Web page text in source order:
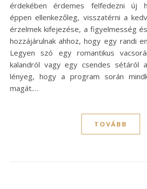
érdekében érdemes felfedezni új
éppen ellenkezőleg, visszatérni a
érzelmek kifejezése, a figyelmesség
hozzájárulnak ahhoz, hogy egy randi
Legyen szó egy romantikus
kalandról vagy egy csendes sétáról
lényeg, hogy a program során
magát.…
TOVÁBB